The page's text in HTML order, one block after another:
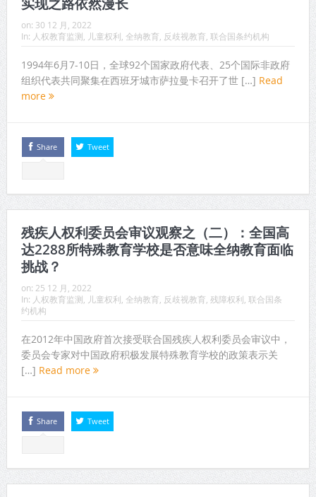
on: 30 12 月, 2022
In: 人权教育监测 儿童权利 全纳教育 反歧视教育 联合国条约机构
1994年6月7-10日，全球92个国家政府代表、25个国际非政府
组织代表共同聚集在西班牙城市萨拉曼卡召开了世 […] Read
more
Share Tweet
残疾人权利委员会审议观察之（二）：全国高
达2288所特殊教育学校是否意味全纳教育面临
挑战？
on: 25 12 月, 2022
In: 人权教育监测 儿童权利 全纳教育 反歧视教育 残障权利 联合国条
约机构
在2012年中国政府首次接受联合国残疾人权利委员会审议中，
委员会专家对中国政府积极发展特殊教育学校的政策表示关
[…] Read more
Share Tweet